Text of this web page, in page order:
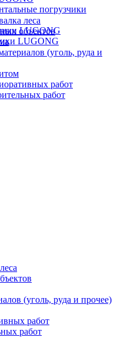
леса
объектов
(уголь, руда и
работ
работ
погрузчики
LUGONG
LUGONG
(уголь, руда и прочее)
работ
работ